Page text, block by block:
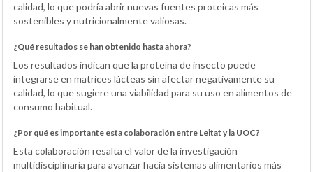
calidad, lo que podría abrir nuevas fuentes proteicas más
sostenibles y nutricionalmente valiosas.
¿Qué resultados se han obtenido hasta ahora?
Los resultados indican que la proteína de insecto puede
integrarse en matrices lácteas sin afectar negativamente su
calidad, lo que sugiere una viabilidad para su uso en alimentos de
consumo habitual.
¿Por qué es importante esta colaboración entre Leitat y la UOC?
Esta colaboración resalta el valor de la investigación
multidisciplinaria para avanzar hacia sistemas alimentarios más